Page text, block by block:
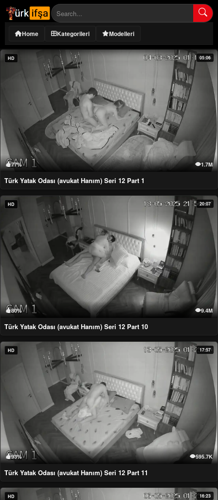
Home Kategorileri Modelleri
HD 05:06
77% 1.7M
Türk Yatak Odası (avukat Hanım) Seri 12 Part 1
HD 20:07
80% 9.4M
Türk Yatak Odası (avukat Hanım) Seri 12 Part 10
HD 17:57
93% 595.7K
Türk Yatak Odası (avukat Hanım) Seri 12 Part 11
HD 16:23